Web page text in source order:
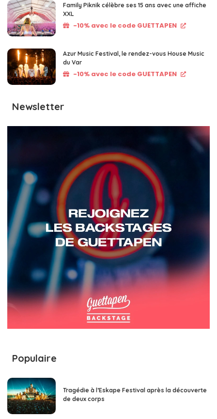
Family Piknik célèbre ses 15 ans avec une affiche
XXL
-10% avec le code GUETTAPEN
Azur Music Festival, le rendez-vous House Music
du Var
-10% avec le code GUETTAPEN
Newsletter
Populaire
Tragédie à l’Eskape Festival après la découverte
de deux corps